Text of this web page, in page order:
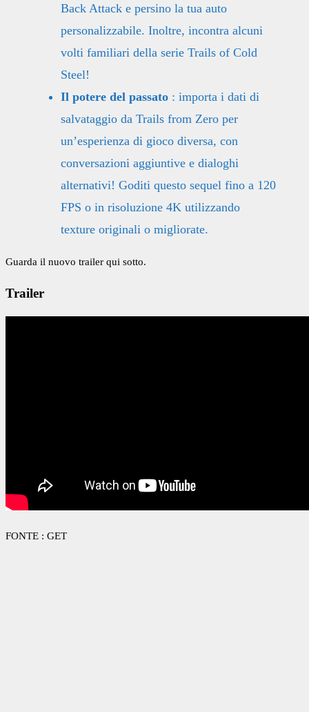
Back Attack e persino la tua auto
personalizzabile. Inoltre, incontra alcuni
volti familiari della serie Trails of Cold
Steel!
Il potere del passato : importa i dati di
salvataggio da Trails from Zero per
un’esperienza di gioco diversa, con
conversazioni aggiuntive e dialoghi
alternativi! Goditi questo sequel fino a 120
FPS o in risoluzione 4K utilizzando
texture originali o migliorate.
Guarda il nuovo trailer qui sotto.
Trailer
FONTE : GET